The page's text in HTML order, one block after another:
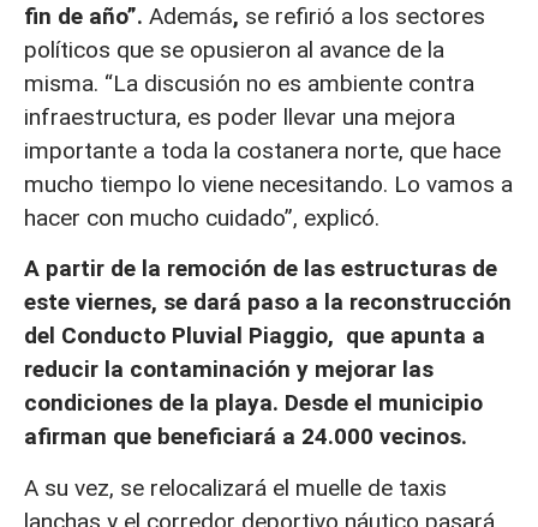
fin de año”. Además, se refirió a los sectores
políticos que se opusieron al avance de la
misma. “La discusión no es ambiente contra
infraestructura, es poder llevar una mejora
importante a toda la costanera norte, que hace
mucho tiempo lo viene necesitando. Lo vamos a
hacer con mucho cuidado”, explicó.
A partir de la remoción de las estructuras de
este viernes, se dará paso a la reconstrucción
del Conducto Pluvial Piaggio, que apunta a
reducir la contaminación y mejorar las
condiciones de la playa. Desde el municipio
afirman que beneficiará a 24.000 vecinos.
A su vez, se relocalizará el muelle de taxis
lanchas y el corredor deportivo náutico pasará